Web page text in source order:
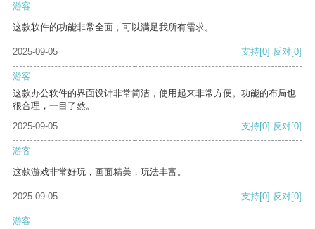
游客
这款软件的功能非常全面，可以满足我所有需求。
2025-09-05 支持[0] 反对[0]
游客
这款办公软件的界面设计非常简洁，使用起来非常方便。功能的布局也
很合理，一目了然。
2025-09-05
支持[0] 反对[0]
游客
这款游戏非常好玩，画面精美，玩法丰富。
2025-09-05 支持[0] 反对[0]
游客